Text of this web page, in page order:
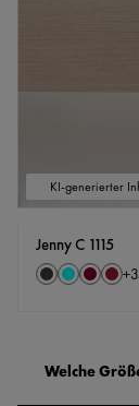
KI-generierter
Jenny C 1115
Farbe
Anthrazit
Aqua
+
Welche